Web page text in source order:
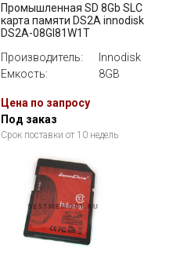
Промышленная SD 8Gb SLC
карта памяти DS2A innodisk
DS2A-08GI81W1T
Производитель:
Innodisk
Емкость:
8GB
Цена по запросу
Под заказ
Срок поставки от 10 недель